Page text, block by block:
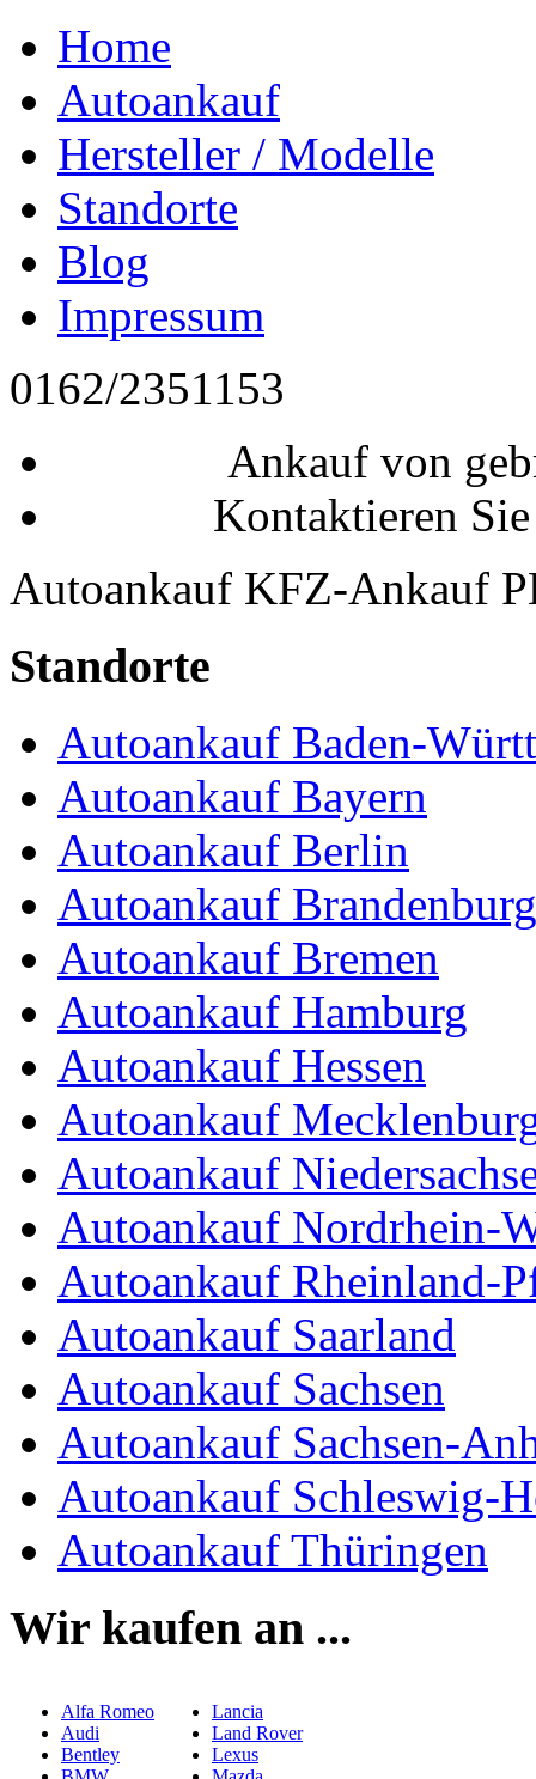
Home
Autoankauf
Hersteller / Modelle
Standorte
Blog
Impressum
0162/2351153
Ankauf von
Kontaktieren
Autoankauf KFZ-Ankauf
Standorte
Autoankauf Baden-
Autoankauf Bayern
Autoankauf Berlin
Autoankauf Brandenburg
Autoankauf Bremen
Autoankauf Hamburg
Autoankauf Hessen
Autoankauf
Autoankauf
Autoankauf Nordrhein-
Autoankauf Rheinland-
Autoankauf Saarland
Autoankauf Sachsen
Autoankauf Sachsen-
Autoankauf Schleswig-
Autoankauf Thüringen
Wir kaufen an ...
Alfa Romeo
Audi
Bentley
Lancia
Land Rover
Lexus